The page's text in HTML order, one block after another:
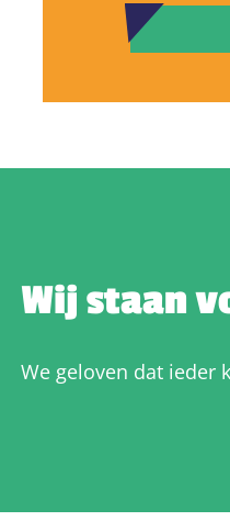
Wij staan
We geloven dat ieder